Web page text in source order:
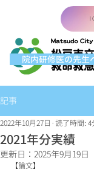
院内研修医の先生
記事
2021年分実績
2022年10月27日 読了時間: 4
更新日： 2025年9月19日
【論文】